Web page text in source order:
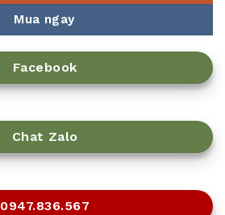
Mua ngay
Facebook
Chat Zalo
0947.836.567